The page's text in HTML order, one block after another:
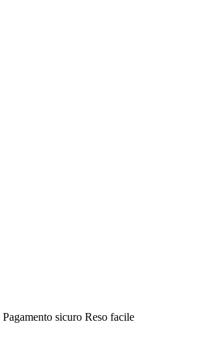
Pagamento sicuro Reso facile